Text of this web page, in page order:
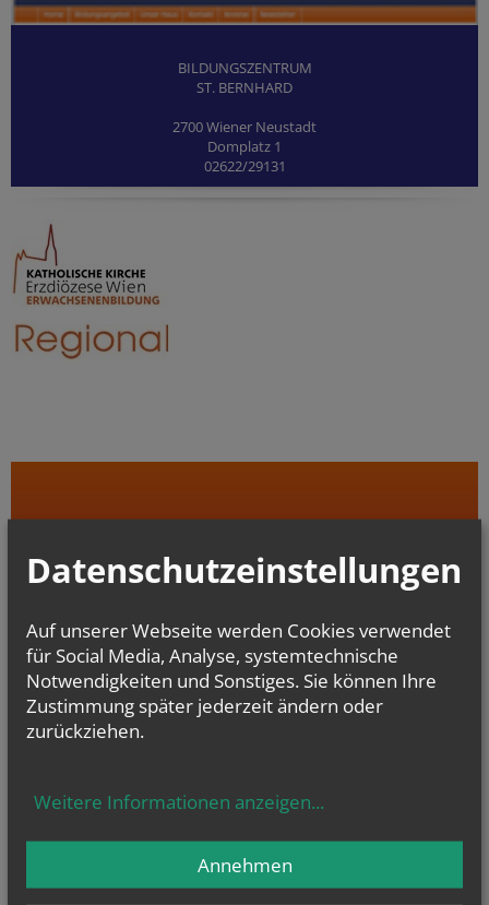
BILDUNGSZENTRUM
ST. BERNHARD
2700 Wiener Neustadt
Domplatz 1
02622/29131
Erste Schritte zum
Organisationshandbuch
Zum
Organisationshandbuch
Datenschutzeinstellungen
Auf unserer Webseite werden Cookies verwendet
für Social Media, Analyse, systemtechnische
Notwendigkeiten und Sonstiges. Sie können Ihre
Zustimmung später jederzeit ändern oder
zurückziehen.
Weitere Informationen anzeigen...
Annehmen